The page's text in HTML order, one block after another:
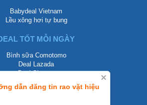
dẫn đăng tin rao vặt hiệu
Babydeal Vietnam
Lều xông hơi tự bung
TỐT MỖI NGÀY
Bình sữa Comotomo
Deal Lazada
Deal Shopee
LIÊN HỆ